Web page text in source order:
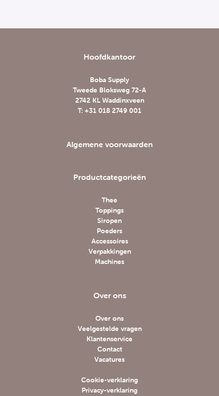
Hoofdkantoor
Boba Supply
Tweede Bloksweg 72-A
2742 KL Waddinxveen
T: +31 018 2749 001
Algemene voorwaarden
Productcategorieën
Thee
Toppings
Siropen
Poeders
Accessoires
Verpakkingen
Machines
Over ons
Over ons
Veelgestelde vragen
Klantenservice
Contact
Vacatures
Cookie-verklaring
Privacy-verklaring